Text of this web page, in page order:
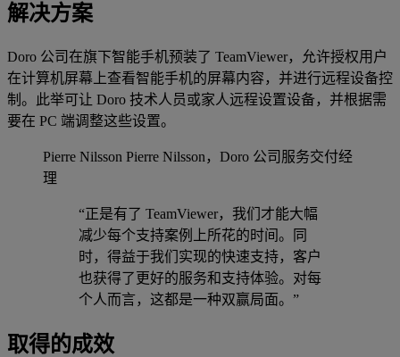
解决方案
Doro 公司在旗下智能手机预装了 TeamViewer，允许授权用户
在计算机屏幕上查看智能手机的屏幕内容，并进行远程设备控
制。此举可让 Doro 技术人员或家人远程设置设备，并根据需
要在 PC 端调整这些设置。
Pierre Nilsson Pierre Nilsson，Doro 公司服务交付经
理
“正是有了 TeamViewer，我们才能大幅
减少每个支持案例上所花的时间。同
时，得益于我们实现的快速支持，客户
也获得了更好的服务和支持体验。对每
个人而言，这都是一种双赢局面。”
取得的成效